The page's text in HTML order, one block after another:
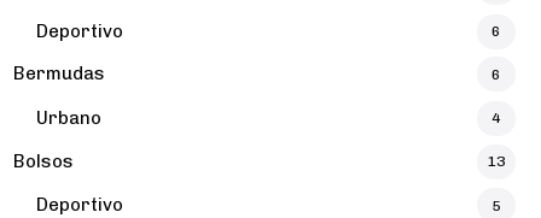
Deportivo 6
Bermudas 6
Urbano 4
Bolsos 13
Deportivo 5